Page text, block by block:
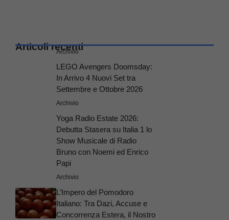
Articoli recenti
Archivio
LEGO Avengers Doomsday:
In Arrivo 4 Nuovi Set tra
Settembre e Ottobre 2026
Archivio
Yoga Radio Estate 2026:
Debutta Stasera su Italia 1 lo
Show Musicale di Radio
Bruno con Noemi ed Enrico
Papi
Archivio
L’Impero del Pomodoro
Italiano: Tra Dazi, Accuse e
Concorrenza Estera, il Nostro